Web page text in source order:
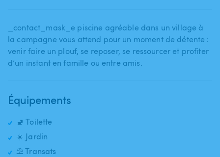
_contact_mask_e piscine agréable dans un village à
la campagne vous attend pour un moment de détente :
venir faire un plouf​,​ se reposer​,​ se ressourcer et profiter
d’un instant en famille ou entre amis.
Équipements
🚽 Toilette
☀️ Jardin
⛱️ Transats